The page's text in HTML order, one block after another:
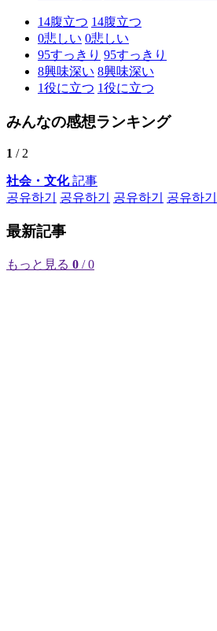
14腹立つ 14腹立つ
0悲しい 0悲しい
95すっきり 95すっきり
8興味深い 8興味深い
1役に立つ 1役に立つ
みんなの感想ランキング
1 / 2
社会・文化記事
공유하기
공유하기 공유하기 공유하기
最新記事
もっと見る 0 / 0